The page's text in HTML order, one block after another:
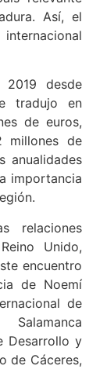
Así, el
2019 desde
tradujo en
de euros,
millones de
anualidades
importancia
relaciones
Unido,
encuentro
de Noemí
de
Desarrollo y
de Cáceres,